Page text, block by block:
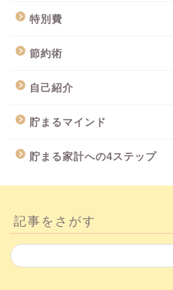
特別費
節約術
自己紹介
貯まるマインド
貯まる家計への4ステップ
記事をさがす